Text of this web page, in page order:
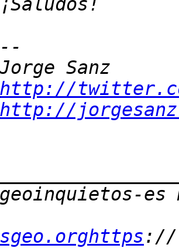
http://
http://
://